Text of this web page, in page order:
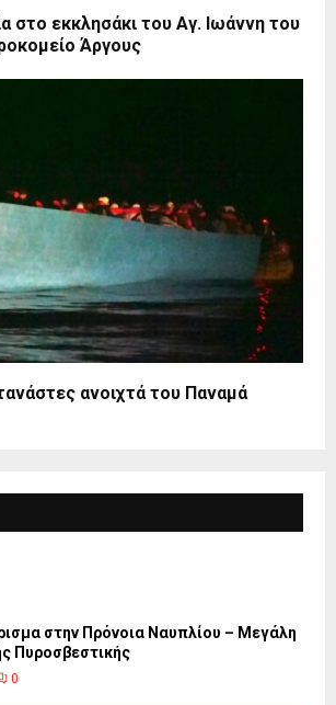
στο εκκλησάκι του Αγ. Ιωάννη του
Άργους
ανοιχτά του Παναμά
στην Πρόνοια Ναυπλίου – Μεγάλη
Πυροσβεστικής
0